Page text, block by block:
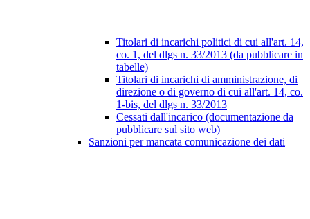
Titolari di incarichi politici di cui all'art. 14,
co. 1, del dlgs n. 33/2013 (da pubblicare in
tabelle)
Titolari di incarichi di amministrazione, di
direzione o di governo di cui all'art. 14, co.
1-bis, del dlgs n. 33/2013
Cessati dall'incarico (documentazione da
pubblicare sul sito web)
Sanzioni per mancata comunicazione dei dati